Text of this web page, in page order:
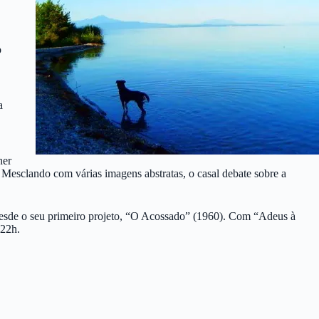
com várias imagens abstratas, o casal debate sobre a
o seu primeiro projeto, “O Acossado” (1960). Com “Adeus à